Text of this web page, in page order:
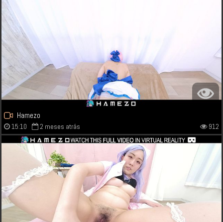
Hamezo
15:10 2 meses atrás 912